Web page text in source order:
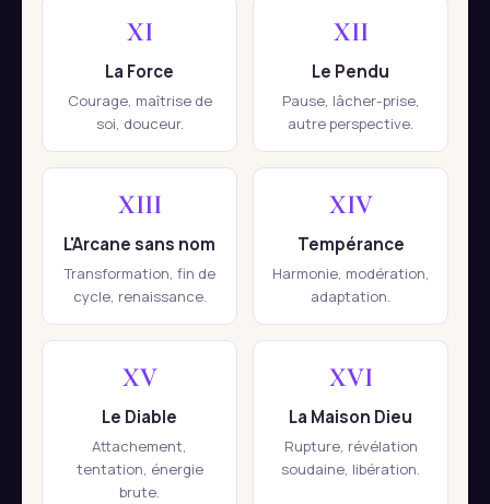
XI
La Force
Courage, maîtrise de
soi, douceur.
XII
Le Pendu
Pause, lâcher-prise,
autre perspective.
XIII
L'Arcane sans nom
Transformation, fin de
cycle, renaissance.
XIV
Tempérance
Harmonie, modération,
adaptation.
XV
Le Diable
Attachement,
tentation, énergie
brute.
XVI
La Maison Dieu
Rupture, révélation
soudaine, libération.